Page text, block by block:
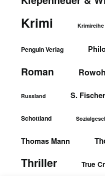
Krimi Krimireihe
Penguin Verlag
Roman
Russland S.
Schottland
Thomas Mann
Thriller True